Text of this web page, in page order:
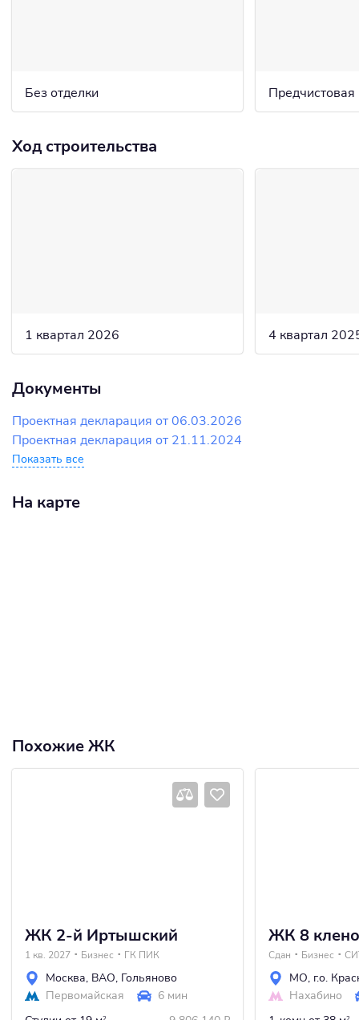
Без отделки Предчистовая
Ход строительства
1 квартал 2026 4 квартал
Документы
Проектная декларация от 06.03.2026
Проектная декларация от 21.11.2024
Показать все
На карте
Похожие ЖК
ЖК 2-й Иртышский
1 кв. 2027 Бизнес ГК ПИК
Москва, ВАО, Гольяново
Первомайская
6 мин
ЖК 8
Сдан Бизнес
МО, г.о.
Нахабино